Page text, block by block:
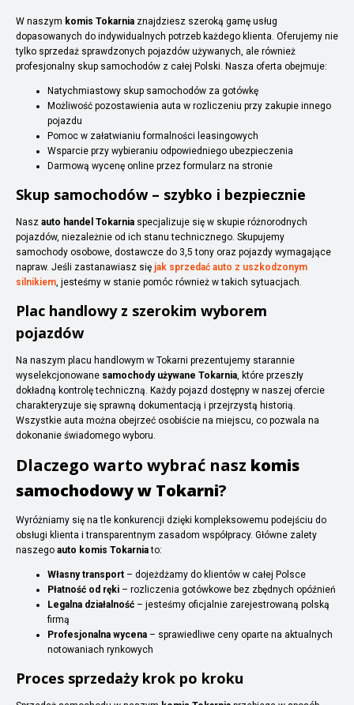
W naszym komis Tokarnia znajdziesz szeroką gamę usług
dopasowanych do indywidualnych potrzeb każdego klienta. Oferujemy nie
tylko sprzedaż sprawdzonych pojazdów używanych, ale również
profesjonalny skup samochodów z całej Polski. Nasza oferta obejmuje:
Natychmiastowy skup samochodów za gotówkę
Możliwość pozostawienia auta w rozliczeniu przy zakupie innego
pojazdu
Pomoc w załatwianiu formalności leasingowych
Wsparcie przy wybieraniu odpowiedniego ubezpieczenia
Darmową wycenę online przez formularz na stronie
Skup samochodów – szybko i bezpiecznie
Nasz auto handel Tokarnia specjalizuje się w skupie różnorodnych
pojazdów, niezależnie od ich stanu technicznego. Skupujemy
samochody osobowe, dostawcze do 3,5 tony oraz pojazdy wymagające
napraw. Jeśli zastanawiasz się jak sprzedać auto z uszkodzonym
silnikiem, jesteśmy w stanie pomóc również w takich sytuacjach.
Plac handlowy z szerokim wyborem
pojazdów
Na naszym placu handlowym w Tokarni prezentujemy starannie
wyselekcjonowane samochody używane Tokarnia, które przeszły
dokładną kontrolę techniczną. Każdy pojazd dostępny w naszej ofercie
charakteryzuje się sprawną dokumentacją i przejrzystą historią.
Wszystkie auta można obejrzeć osobiście na miejscu, co pozwala na
dokonanie świadomego wyboru.
Dlaczego warto wybrać nasz komis
samochodowy w Tokarni?
Wyróżniamy się na tle konkurencji dzięki kompleksowemu podejściu do
obsługi klienta i transparentnym zasadom współpracy. Główne zalety
naszego auto komis Tokarniato:
Własny transport – dojeżdżamy do klientów w całej Polsce
Płatność od ręki – rozliczenia gotówkowe bez zbędnych opóźnień
Legalna działalność – jesteśmy oficjalnie zarejestrowaną polską
firmą
Profesjonalna wycena – sprawiedliwe ceny oparte na aktualnych
notowaniach rynkowych
Proces sprzedaży krok po kroku